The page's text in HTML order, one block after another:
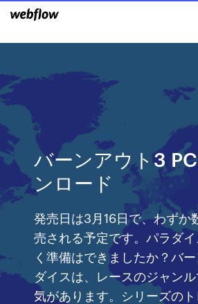
バーンアウト3
ンロード
発売日は3月16日で、わずか
売される予定です。パラダ
く準備はできましたか？バ
ダイスは、レースのジャン
気があります。シリーズの